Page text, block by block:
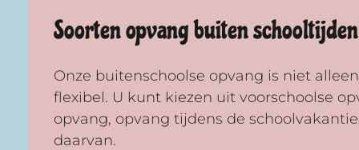
Soorten opvang buiten schooltijden
Onze buitenschoolse opvang is niet
flexibel. U kunt kiezen uit voorschoolse
opvang, opvang tijdens de
daarvan.